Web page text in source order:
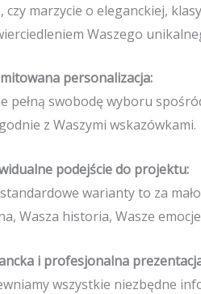
czy marzycie o eleganckiej,
Waszego
personalizacja:
pełną swobodę wyboru
z Waszymi wskazówkami.
podejście do projektu:
standardowe warianty to za
Wasza historia, Wasze
i profesjonalna
wszystkie niezbędne